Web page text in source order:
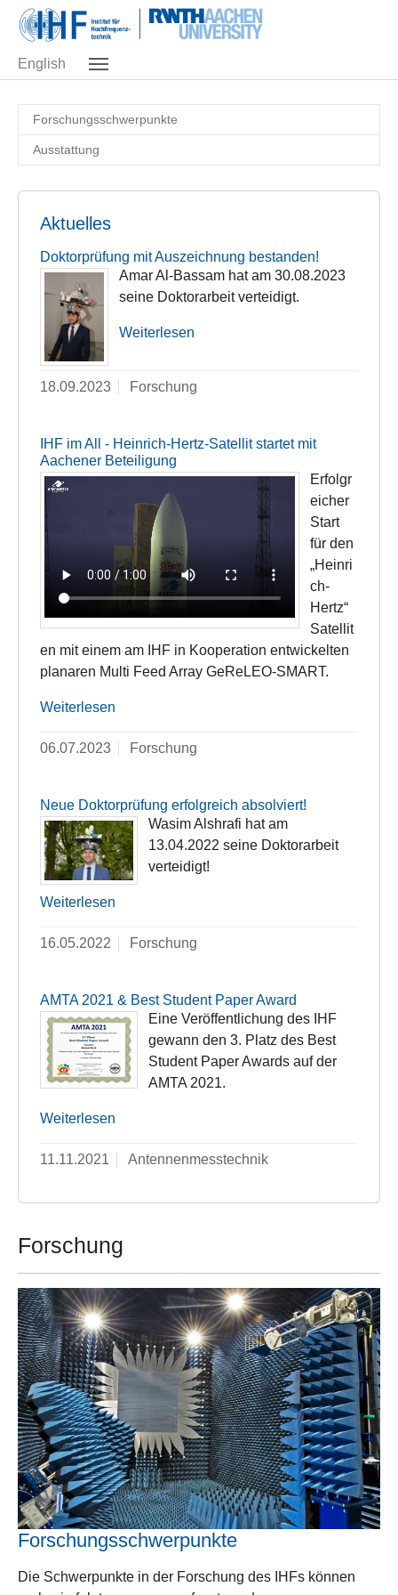
Skip to main navigation
Zum Hauptinhalt springen
Skip to page footer
English
Forschungsschwerpunkte
Ausstattung
Aktuelles
Doktorprüfung mit Auszeichnung bestanden!
Amar Al-Bassam hat am 30.08.2023
seine Doktorarbeit verteidigt.
Weiterlesen
18.09.2023 Forschung
IHF im All - Heinrich-Hertz-Satellit startet mit
Aachener Beteiligung
Erfolgr
eicher
Start
für den
„Heinri
ch-
Hertz“
Satellit
en mit einem am IHF in Kooperation entwickelten
planaren Multi Feed Array GeReLEO-SMART.
Weiterlesen
06.07.2023 Forschung
Neue Doktorprüfung erfolgreich absolviert!
Wasim Alshrafi hat am
13.04.2022 seine Doktorarbeit
verteidigt!
Weiterlesen
16.05.2022 Forschung
AMTA 2021 & Best Student Paper Award
Eine Veröffentlichung des IHF
gewann den 3. Platz des Best
Student Paper Awards auf der
AMTA 2021.
Weiterlesen
11.11.2021 Antennenmesstechnik
Forschung
Forschungsschwerpunkte
Die Schwerpunkte in der Forschung des IHFs können